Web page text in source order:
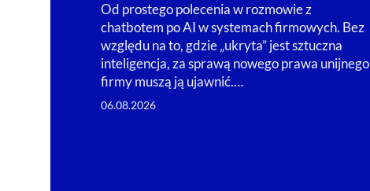
Od prostego polecenia w rozmowie z
chatbotem po AI w systemach firmowych. Bez
względu na to, gdzie „ukryta” jest sztuczna
inteligencja, za sprawą nowego prawa unijnego
firmy muszą ją ujawnić.…
06.08.2026